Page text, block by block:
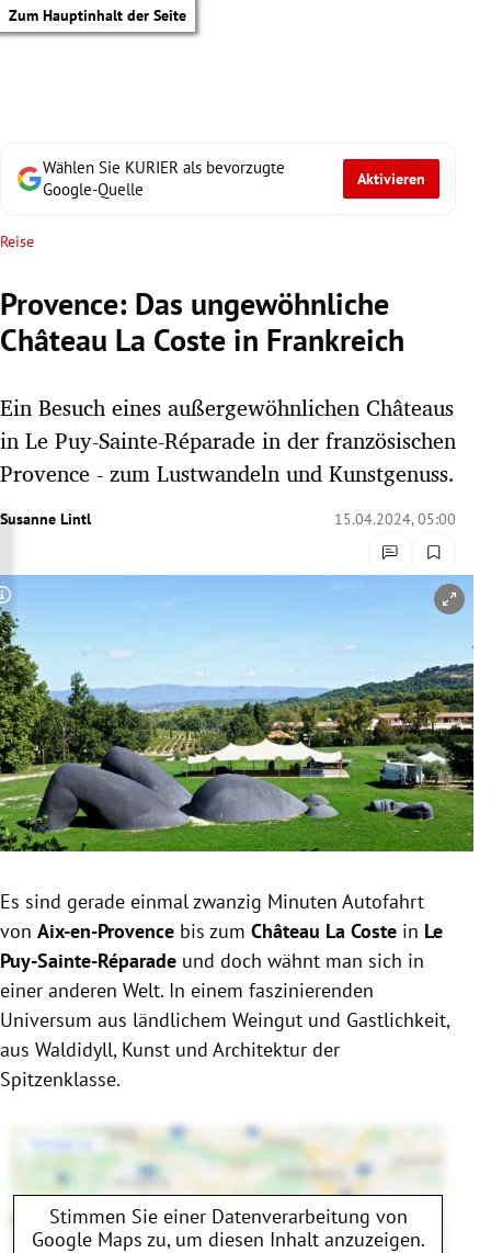
Zum Hauptinhalt der Seite
Untermenü
Untermenü
Untermenü
Untermenü
Untermenü
Untermenü
Untermenü
Untermenü
Wählen Sie KURIER als bevorzugte
Google-Quelle
Aktivieren
Reise
Provence: Das ungewöhnliche
Château La Coste in Frankreich
Ein Besuch eines außergewöhnlichen Châteaus
in Le Puy-Sainte-Réparade in der französischen
Provence - zum Lustwandeln und Kunstgenuss.
Susanne Lintl 15.04.2024, 05:00
Copyright-Hinweis öffnen/schließen
Es sind gerade einmal zwanzig Minuten Autofahrt
von Aix-en-Provence bis zum Château La Coste in Le
Puy-Sainte-Réparade und doch wähnt man sich in
einer anderen Welt. In einem faszinierenden
Universum aus ländlichem Weingut und Gastlichkeit,
aus Waldidyll, Kunst und Architektur der
Spitzenklasse.
Stimmen Sie einer Datenverarbeitung von
Google Maps zu, um diesen Inhalt anzuzeigen.